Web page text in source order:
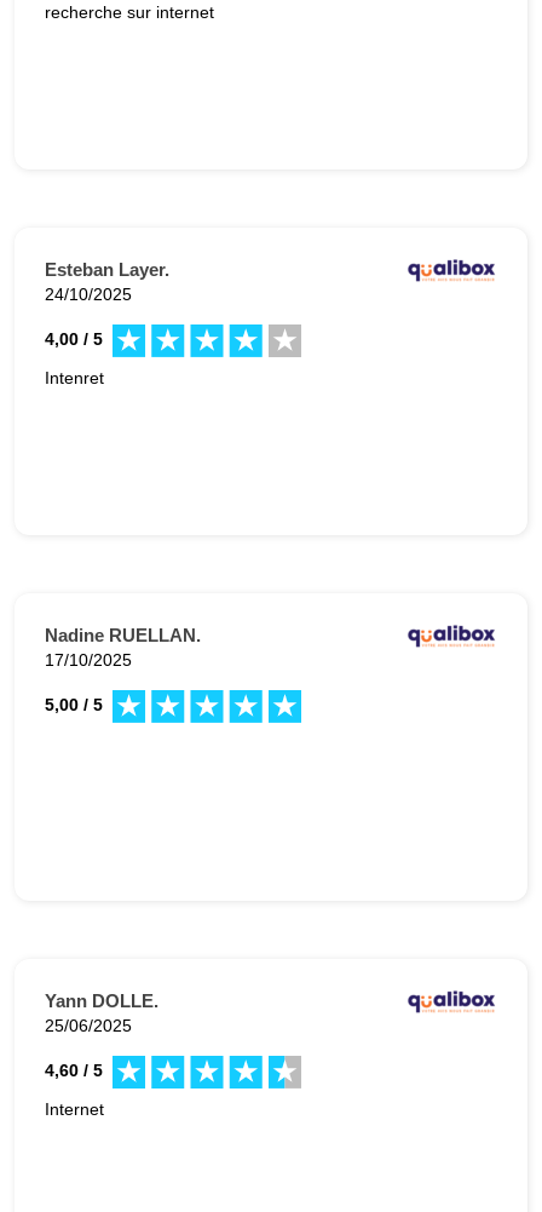
recherche sur internet
Esteban Layer.
24/10/2025
4,00 / 5
Intenret
Nadine RUELLAN.
17/10/2025
5,00 / 5
Yann DOLLE.
25/06/2025
4,60 / 5
Internet